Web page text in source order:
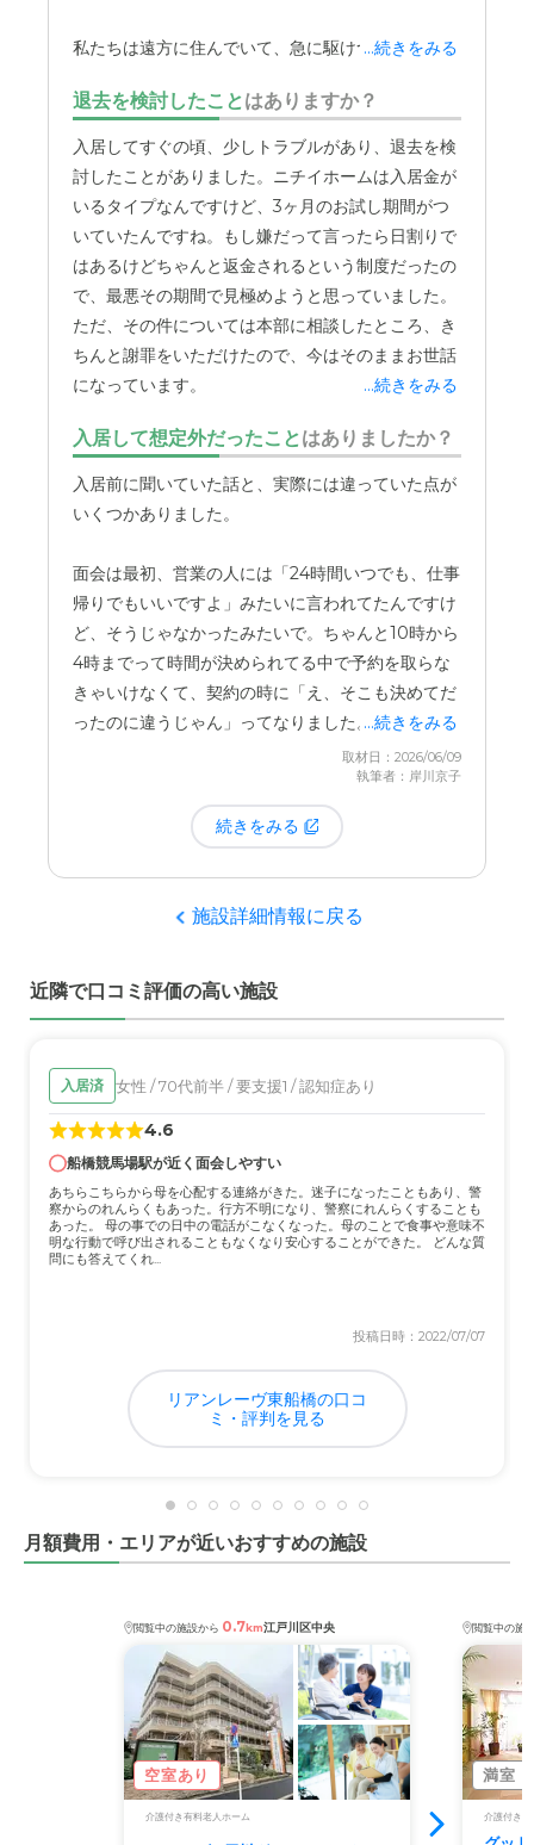
まぁそんなものだろうという印象を受けた。料金体系は似
たようなものではないだろうか？
私たちは遠方に住んでいて、急に駆けつけることが
す。実際に今、眼科への通院で送迎をお願いしてお
り、とても助かっています。1階に「ファミリール
ーム」という、予約すれば貸し切りで使えるお部屋
があります。大きなテーブルと椅子、食器などが用
意されていて、ポットでお湯を沸かしてお茶を入れ
たり、買ってきたお弁当を一緒に食べたりすること
ができます。
他の入居者の方に気兼ねすることなく、家族だけの
時間
をゆっくり過ごせるこの場所は、とても良いな
を食べながらおしゃべりしたりしています。半年に
一度、施設の運営状況についての報告会が開催され
ます。施設内で起きた転倒事故の件数や、お薬の間
違いが何件あったかといった報告のほか、事前に取
この報告会にはオンラインでも参加できるので、遠
方に住んでいても様子がわかります。このように、
施設の状況をオープンにして、家族の意見にも耳を
傾けてくれる 姿勢からは、きちんと運営されている
という印象を受け、信頼につながっています。
で、現場の皆さんはすごく感じがいいです。最近は
人手不足のこともあって外国人のスタッフさんも増
えていますが、それは事前に説明もありましたし、
皆さん一生懸命働いてくれています。
...続きをみる
退去を検討したことはありますか？
入居してすぐの頃、少しトラブルがあり、退去を検
討したことがありました。ニチイホームは入居金が
いるタイプなんですけど、3ヶ月のお試し期間がつ
いていたんですね。もし嫌だって言ったら日割りで
はあるけどちゃんと返金されるという制度だったの
で、最悪その期間で見極めようと思っていました。
ただ、その件については本部に相談したところ、き
ちんと謝罪をいただけたので、今はそのままお世話
になっています。
正直、10か所以上も施設を見学して、やっと「ここ
なら」という落としどころを見つけて決めたので、
もしここが駄目だったら次の当てがない、という状
けではなく、何かを妥協して決めるのが現実だと思
います。
...続きをみる
入居して想定外だったことはありましたか？
入居前に聞いていた話と、実際には違っていた点が
いくつかありました。
面会は最初、営業の人には「24時間いつでも、仕事
帰りでもいいですよ」みたいに言われてたんですけ
ど、そうじゃなかったみたいで。ちゃんと10時から
4時までって時間が決められてる中で予約を取らな
きゃいけなくて、契約の時に「え、そこも決めてだ
ったのに違うじゃん」ってなりました。
あとお食事も、「その日の気分で変えられます」っ
て聞いてたんですけど、そうじゃなくて2週間くら
い前に言わないとメニューの変更をしてもらえなく
...続きをみる
取材日：2026/06/09
執筆者：岸川京子
続きをみる
施設詳細情報に戻る
近隣で口コミ評価の高い施設
入居済 女性 / 70代前半 / 要支援1 / 認知症あり
4.6
船橋競馬場駅が近く面会しやすい
あちらこちらから母を心配する連絡がきた。迷子になったこともあり、警
察からのれんらくもあった。行方不明になり、警察にれんらくすることも
あった。 母の事での日中の電話がこなくなった。母のことで食事や意味不
明な行動で呼び出されることもなくなり安心することができた。 どんな質
問にも答えてくれ...
投稿日時：2022/07/07
リアンレーヴ東船橋の口コ
ミ・評判を見る
月額費用・エリアが近いおすすめの施設
閲覧中の施設から 0.7km江戸川区中央
空室あり
介護付き有料老人ホーム
閲覧中の施
満室
介護付き有